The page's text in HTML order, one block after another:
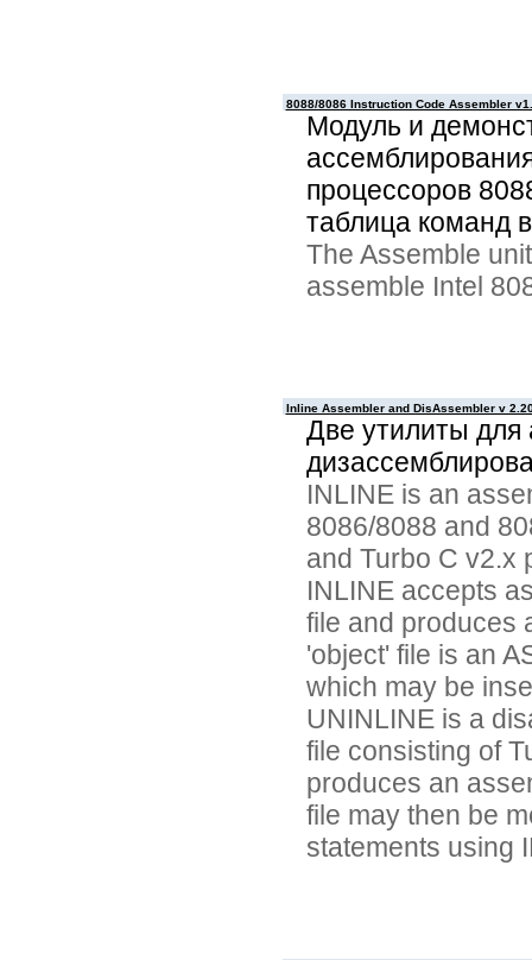
8088/8086 Instruction Code Assembler
Модуль и
процессоров
таблица команд
The Assemble
assemble Intel
Inline Assembler and DisAssembler v
Две утилиты для
INLINE is an
8086/8088 and
and Turbo C v2.x
INLINE accepts
file and produces
'object' file is an
which may be
UNINLINE is a
file consisting of
produces an
file may then be
statements using